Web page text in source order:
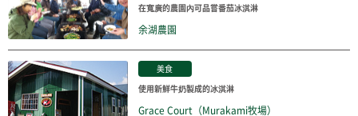
在寬廣的農園內可品嘗番茄冰淇淋
余湖農園
美食
使用新鮮牛奶製成的冰淇淋
Grace Court（Murakami牧場）